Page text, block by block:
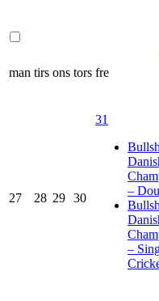
man tirs ons tors fre
27 28 29 30
31
–
–